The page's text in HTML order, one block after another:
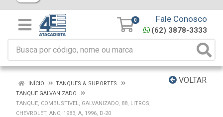
0 Fale Conosco
(62) 3878-3333
VOLTAR
INÍCIO
TANQUES & SUPORTES
TANQUE GALVANIZADO
TANQUE, COMBUSTIVEL, GALVANIZADO, 88, LITROS,
CHEVROLET, ANO, 1983, A, 1996, D-20